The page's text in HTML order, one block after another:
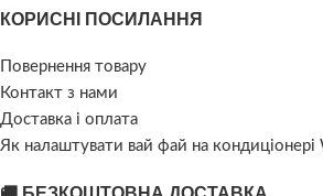
КОРИСНІ ПОСИЛАННЯ
Повернення товару
Контакт з нами
Доставка і оплата
Як налаштувати вай фай на кондиціонері